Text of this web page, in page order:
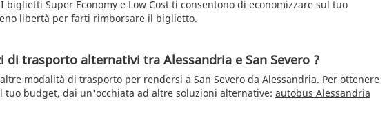
I biglietti Super Economy e Low Cost ti consentono di economizzare sul tuo
libertà per farti rimborsare il biglietto.
di trasporto alternativi tra Alessandria e San Severo ?
modalità di trasporto per rendersi a San Severo da Alessandria. Per ottenere
tuo budget, dai un'occhiata ad altre soluzioni alternative: autobus Alessandria